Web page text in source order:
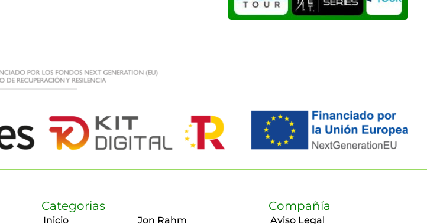
Categorias
Inicio Jon Rahm
Compañía
Aviso Legal